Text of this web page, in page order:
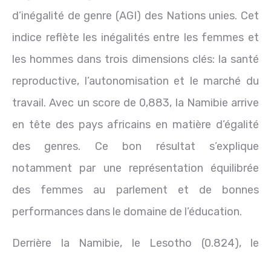
d’inégalité de genre (AGI) des Nations unies. Cet
indice reflète les inégalités entre les femmes et
les hommes dans trois dimensions clés: la santé
reproductive, l’autonomisation et le marché du
travail. Avec un score de 0,883, la Namibie arrive
en tête des pays africains en matière d’égalité
des genres. Ce bon résultat s’explique
notamment par une représentation équilibrée
des femmes au parlement et de bonnes
performances dans le domaine de l’éducation.
Derrière la Namibie, le Lesotho (0.824), le